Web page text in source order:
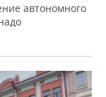
автономного